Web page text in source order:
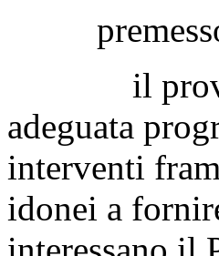
premesso
il
adeguata
interventi
idonei a